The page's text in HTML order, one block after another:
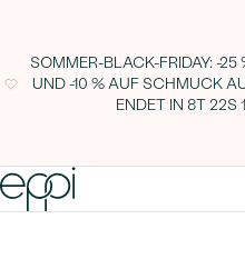
SOMMER-BLACK-FRIDAY: -
UND -10 % AUF SCHMUCK
ENDET IN 8T 22S